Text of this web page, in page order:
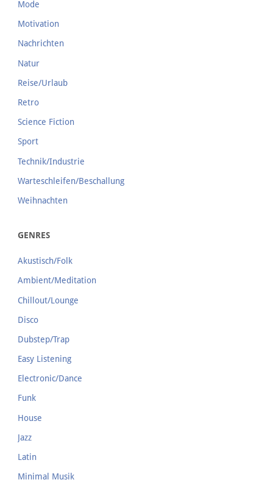
Mode
Motivation
Nachrichten
Natur
Reise/Urlaub
Retro
Science Fiction
Sport
Technik/Industrie
Warteschleifen/Beschallung
Weihnachten
GENRES
Akustisch/Folk
Ambient/Meditation
Chillout/Lounge
Disco
Dubstep/Trap
Easy Listening
Electronic/Dance
Funk
House
Jazz
Latin
Minimal Musik